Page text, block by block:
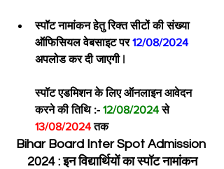
स्पॉट नामांकन हेतु रिक्त सीटों की संख्या
ऑफिसियल वेबसाइट पर 12/08/2024
अपलोड कर दी जाएगी |
स्पॉट एडमिशन के लिए ऑनलाइन आवेदन
करने की तिथि :- 12/08/2024 से
13/08/2024 तक
Bihar Board Inter Spot Admission
2024 : इन विद्यार्थियों का स्पॉट नामांकन